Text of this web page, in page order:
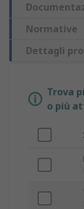
Normative
Dettagli
Trova
o più